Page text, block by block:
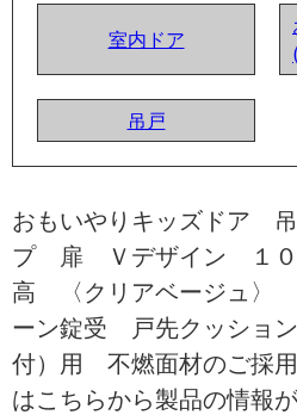
室内ドア
吊戸
おもいやりキッズドア
プ 扉 Ｖデザイン １０
高 〈クリアベージュ〉
ーン錠受 戸先クッショ
付）用 不燃面材のご採
はこちらから製品の情報